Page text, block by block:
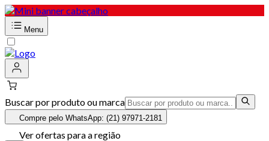
Menu
Buscar por produto ou marca
Compre pelo WhatsApp: (21) 97971-2181
Ver ofertas para a região